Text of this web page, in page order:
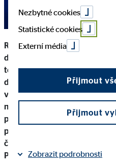
Rok 2025 potvrdil, že OVB
dlouhodobě nejstabilnějším
těm nejdynamičtějším.
digitalizaci, silné kariérní
v Evropě. O tom, jaký byl
naplňuje strategie OVB 2027 a
poradenství v době umělé
předsedou představenstva a
členem představenstva
Pavlem Manhalterem.
Nezbytné cookies
Statistické cookies
Externí média
Přijmout
Přijmout
Zobrazit podrobnosti